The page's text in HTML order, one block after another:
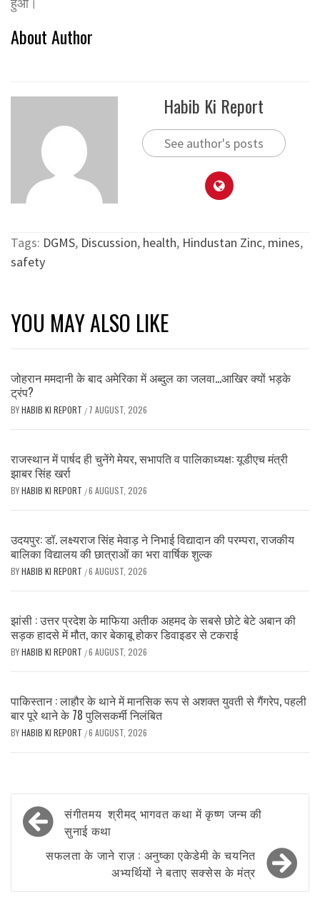
हुआ।
About Author
Habib Ki Report
See author's posts
Tags: DGMS, Discussion, health, Hindustan Zinc, mines,
safety
YOU MAY ALSO LIKE
जोहरान ममदानी के बाद अमेरिका में अब्दुल का जलवा…आखिर क्यों भड़के
ट्रंप?
BYHABIB KI REPORT / 7 AUGUST, 2026
राजस्थान में पार्षद ही चुनेंगे मेयर, सभापति व पालिकाध्यक्ष: यूडीएच मंत्री
झाबर सिंह खर्रा
BYHABIB KI REPORT /6 AUGUST, 2026
उदयपुर: डॉ. लक्ष्यराज सिंह मेवाड़ ने निभाई विद्यादान की परम्परा, राजकीय
बालिका विद्यालय की छात्राओं का भरा वार्षिक शुल्क
BYHABIB KI REPORT /6 AUGUST, 2026
झांसी : उत्तर प्रदेश के माफिया अतीक अहमद के सबसे छोटे बेटे अबान की
सड़क हादसे में मौत, कार बेकाबू होकर डिवाइडर से टकराई
BYHABIB KI REPORT /6 AUGUST, 2026
पाकिस्तान : लाहौर के थाने में मानसिक रूप से अशक्त युवती से गैंगरेप, पहली
बार पूरे थाने के 78 पुलिसकर्मी निलंबित
BYHABIB KI REPORT /6 AUGUST, 2026
Post
navigation
संगीतमय श्रीमद् भागवत कथा में कृष्ण जन्म की
सुनाई कथा
सफलता के जाने राज़ : अनुष्का एकेडेमी के चयनित
अभ्यर्थियों ने बताए सक्सेस के मंत्र